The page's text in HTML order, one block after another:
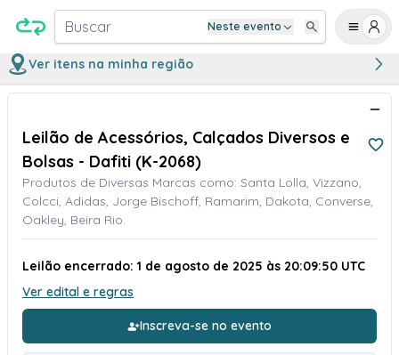
Buscar Neste evento
Ver itens na minha região
Leilão de Acessórios, Calçados Diversos e
Bolsas - Dafiti (K-2068)
Produtos de Diversas Marcas como: Santa Lolla, Vizzano,
Colcci, Adidas, Jorge Bischoff, Ramarim, Dakota, Converse,
Oakley, Beira Rio.
Leilão encerrado: 1 de agosto de 2025 às 20:09:50 UTC
Ver edital e regras
Inscreva-se no evento